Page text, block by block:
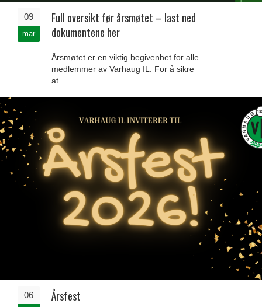
09
mar
Full oversikt før årsmøtet – last ned
dokumentene her
Årsmøtet er en viktig begivenhet for alle
medlemmer av Varhaug IL. For å sikre
at...
06 Årsfest